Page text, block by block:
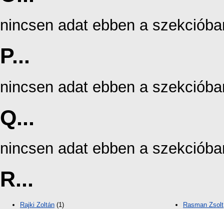
nincsen adat ebben a
P...
nincsen adat ebben a
Q...
nincsen adat ebben a
R...
Rajki Zoltán (1) Rasman Zsolt